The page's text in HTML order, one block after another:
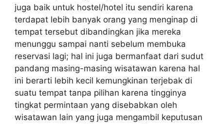
juga baik untuk hostel/hotel itu sendiri karena
terdapat lebih banyak orang yang menginap di
tempat tersebut dibandingkan jika mereka
menunggu sampai nanti sebelum membuka
reservasi lagi; hal ini juga bermanfaat dari sudut
pandang masing-masing wisatawan karena hal
ini berarti lebih kecil kemungkinan terjebak di
suatu tempat tanpa pilihan karena tingginya
tingkat permintaan yang disebabkan oleh
wisatawan lain yang juga mengambil keputusan